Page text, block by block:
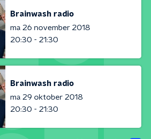
Brainwash radio
ma 26 november 2018
20:30 - 21:30
Brainwash radio
ma 29 oktober 2018
20:30 - 21:30